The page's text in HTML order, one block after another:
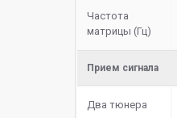
Частота
матрицы (Гц)
Прием сигнала
Два тюнера